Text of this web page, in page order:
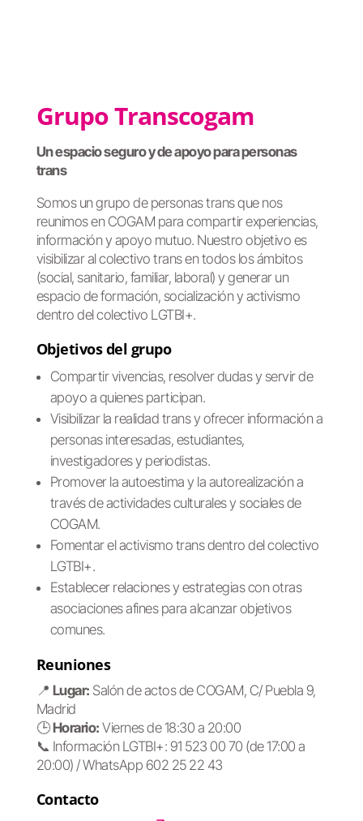
Grupo Transcogam
Un espacio seguro y de apoyo para personas
trans
Somos un grupo de personas trans que nos
reunimos en COGAM para compartir experiencias,
información y apoyo mutuo. Nuestro objetivo es
visibilizar al colectivo trans en todos los ámbitos
(social, sanitario, familiar, laboral) y generar un
espacio de formación, socialización y activismo
dentro del colectivo LGTBI+.
Objetivos del grupo
Compartir vivencias, resolver dudas y servir de
apoyo a quienes participan.
Visibilizar la realidad trans y ofrecer información a
personas interesadas, estudiantes,
investigadores y periodistas.
Promover la autoestima y la autorealización a
través de actividades culturales y sociales de
COGAM.
Fomentar el activismo trans dentro del colectivo
LGTBI+.
Establecer relaciones y estrategias con otras
asociaciones afines para alcanzar objetivos
comunes.
Reuniones
📍 Lugar: Salón de actos de COGAM, C/ Puebla 9,
Madrid
🕒Horario: Viernes de 18:30 a 20:00
📞 Información LGTBI+: 91 523 00 70 (de 17:00 a
20:00) / WhatsApp 602 25 22 43
Contacto